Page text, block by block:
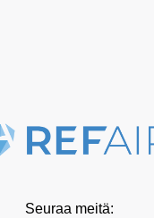
Seuraa meitä: